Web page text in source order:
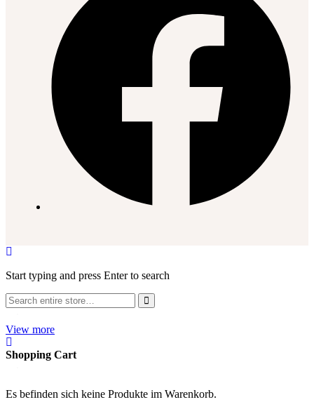
Start typing and press Enter to search
View more
Shopping Cart
Es befinden sich keine Produkte im Warenkorb.